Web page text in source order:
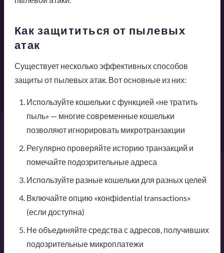
Как защититься от пылевых
атак
Существует несколько эффективных способов
защиты от пылевых атак. Вот основные из них:
Используйте кошельки с функцией «не тратить
пыль» — многие современные кошельки
позволяют игнорировать микротранзакции
Регулярно проверяйте историю транзакций и
помечайте подозрительные адреса
Используйте разные кошельки для разных целей
Включайте опцию «конфidential transactions»
(если доступна)
Не объединяйте средства с адресов, получивших
подозрительные микроплатежи